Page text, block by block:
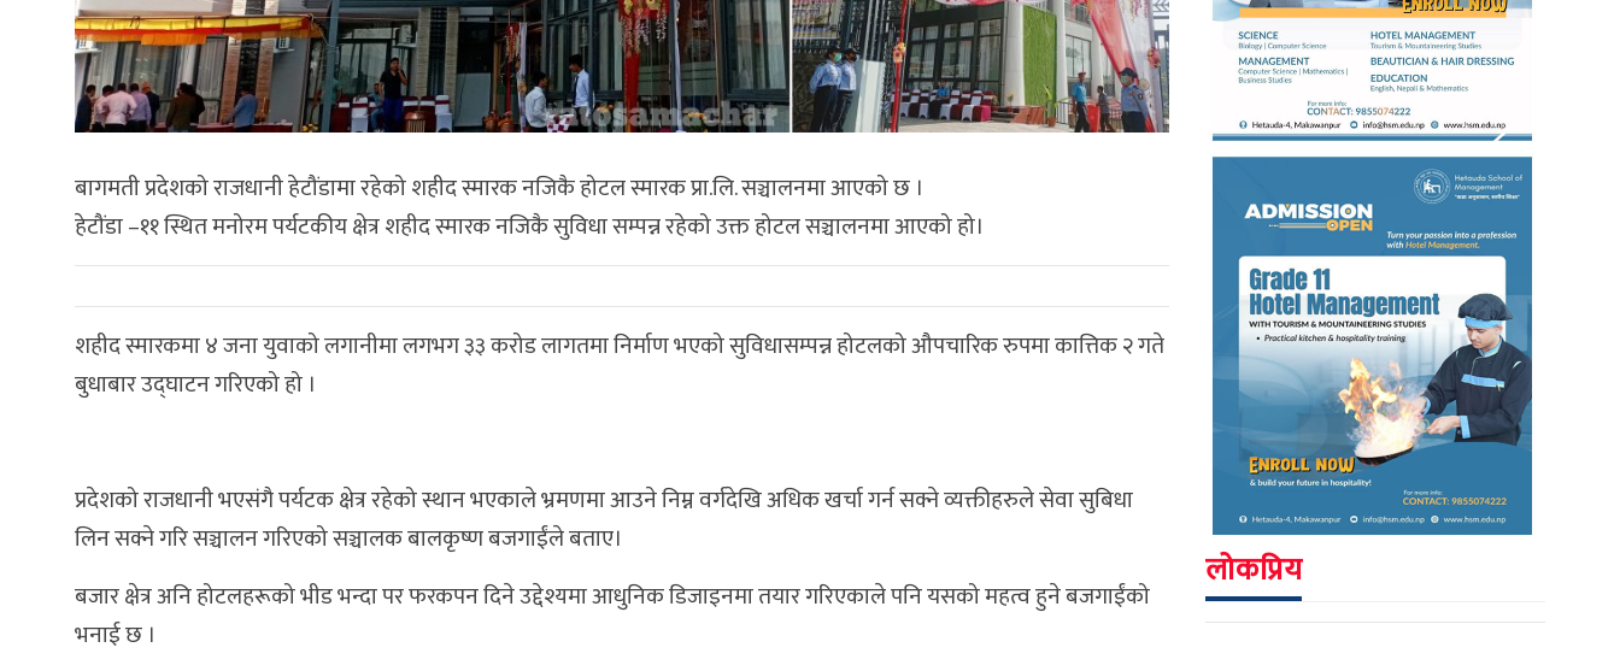
बागमती प्रदेशको राजधानी हेटौंडामा रहेको शहीद स्मारक नजिकै होटल स्मारक प्रा.लि. सञ्चालनमा आएको छ ।
हेटौंडा –११ स्थित मनोरम पर्यटकीय क्षेत्र शहीद स्मारक नजिकै सुविधा सम्पन्न रहेको उक्त होटल सञ्चालनमा आएको हो।
शहीद स्मारकमा ४ जना युवाको लगानीमा लगभग ३३ करोड लागतमा निर्माण भएको सुविधासम्पन्न होटलको औपचारिक रुपमा कात्तिक २ गते
बुधाबार उद्घाटन गरिएको हो ।
प्रदेशको राजधानी भएसंगै पर्यटक क्षेत्र रहेको स्थान भएकाले भ्रमणमा आउने निम्न वर्गदेखि अधिक खर्चा गर्न सक्ने व्यक्तीहरुले सेवा सुबिधा
लिन सक्ने गरि सञ्चालन गरिएको सञ्चालक बालकृष्ण बजगाईंले बताए।
बजार क्षेत्र अनि होटलहरूको भीड भन्दा पर फरकपन दिने उद्देश्यमा आधुनिक डिजाइनमा तयार गरिएकाले पनि यसको महत्व हुने बजगाईंको
भनाई छ ।
लोकप्रिय